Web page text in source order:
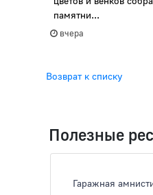
памятни...
вчера
Возврат к списку
Полезные
Гаражная